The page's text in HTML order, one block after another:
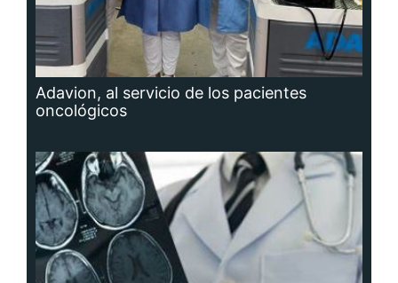
Adavion, al servicio de los pacientes
oncológicos